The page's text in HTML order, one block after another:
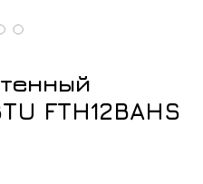
FTH12BAHS